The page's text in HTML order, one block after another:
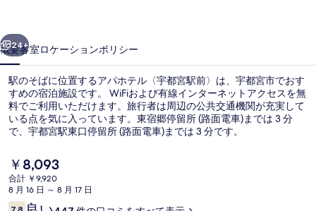
宮
駅
前〉
の
写
真
ギ
ャ
次へ
24+
概要客室ロケーションポリシー
駅のそばに位置するアパホテル〈宇都宮駅前〉は、宇都宮市でおす
すめの宿泊施設です。 WiFiおよび有線インターネットアクセスを無
料でご利用いただけます。旅行者は周辺の公共交通機関が充実して
いる点を気に入っています。東宿郷停留所 (路面電車)までは 3 分
で、宇都宮駅東口停留所 (路面電車)までは 3 分です。
現
在
の
料
￥8,093
合計 ￥9,920
8 月 16 日 ～ 8 月 17 日
口